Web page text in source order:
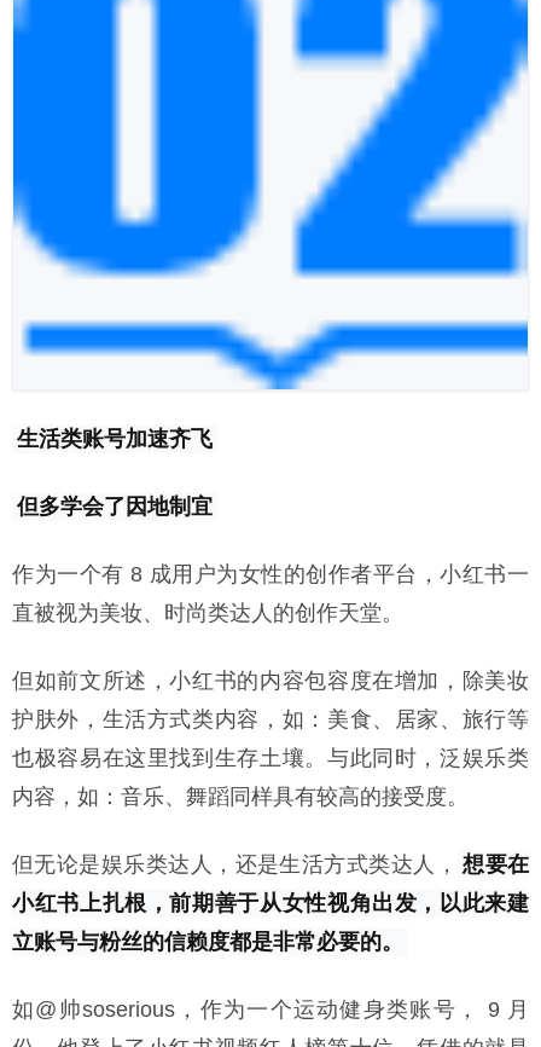
生活类账号加速齐飞
但多学会了因地制宜
作为一个有 8 成用户为女性的创作者平台，小红书一
直被视为美妆、时尚类达人的创作天堂。
但如前文所述，小红书的内容包容度在增加，除美妆
护肤外，生活方式类内容，如：美食、居家、旅行等
也极容易在这里找到生存土壤。与此同时，泛娱乐类
内容，如：音乐、舞蹈同样具有较高的接受度。
但无论是娱乐类达人，还是生活方式类达人，
想要在
小红书上扎根，前期善于从女性视角出发，以此来建
立账号与粉丝的信赖度都是非常必要的。
如@帅soserious，作为一个运动健身类账号， 9 月